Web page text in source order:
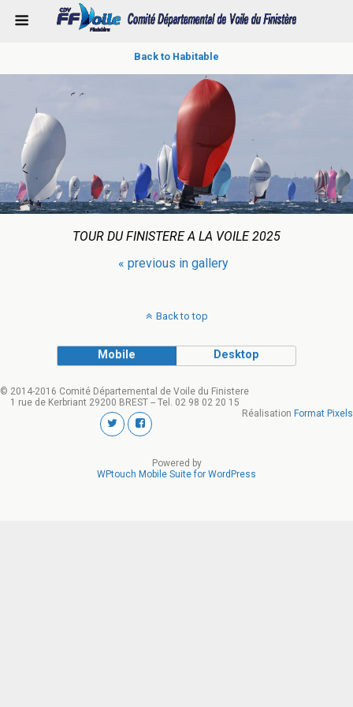
Back to Habitable
TOUR DU FINISTERE A LA VOILE 2025
« previous in gallery
Back to top
Mobile Desktop
© 2014-2016 Comité Départemental de Voile du Finistere
1 rue de Kerbriant 29200 BREST -- Tel. 02 98 02 20 15
Réalisation Format Pixels
Powered by
WPtouch Mobile Suite for WordPress